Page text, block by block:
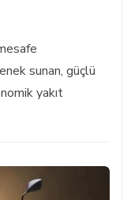
sunan, güçlü
yakıt